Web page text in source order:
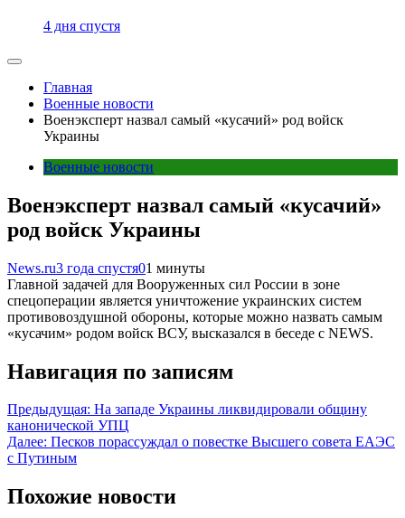
4 дня спустя
Главная
Военные новости
Военэксперт назвал самый «кусачий» род войск
Украины
Военные новости
Военэксперт назвал самый «кусачий»
род войск Украины
News.ru3 года спустя01 минуты
Главной задачей для Вооруженных сил России в зоне
спецоперации является уничтожение украинских систем
противовоздушной обороны, которые можно назвать самым
«кусачим» родом войск ВСУ, высказался в беседе с NEWS.
Навигация по записям
Предыдущая: На западе Украины ликвидировали общину
канонической УПЦ
Далее: Песков порассуждал о повестке Высшего совета ЕАЭС
с Путиным
Похожие новости